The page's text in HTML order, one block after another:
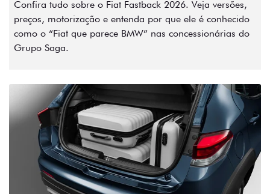
Confira tudo sobre o Fiat Fastback 2026. Veja versões,
preços, motorização e entenda por que ele é conhecido
como o “Fiat que parece BMW” nas concessionárias do
Grupo Saga.